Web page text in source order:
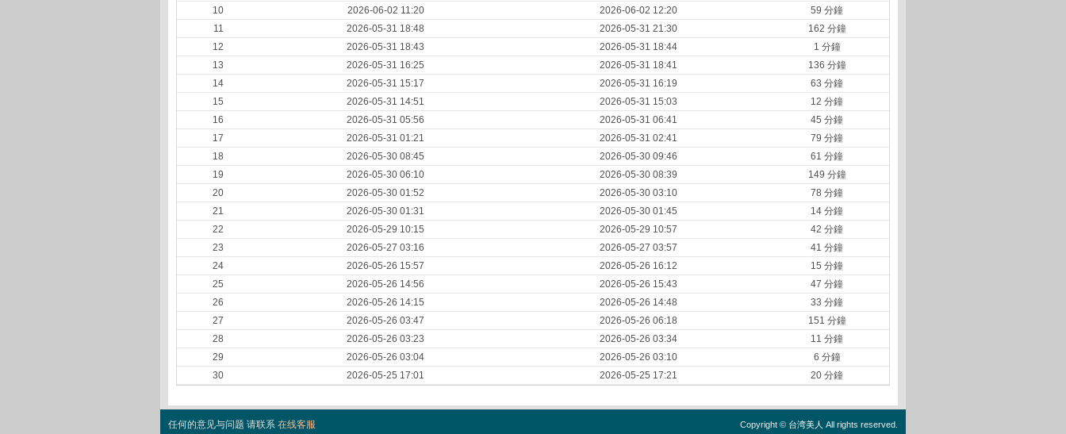
10
2026-06-02 11:20 2026-06-02 12:20
59 分鐘
11
2026-05-31 18:48 2026-05-31 21:30
162 分鐘
12
2026-05-31 18:43 2026-05-31 18:44
1 分鐘
13
2026-05-31 16:25 2026-05-31 18:41
136 分鐘
14
2026-05-31 15:17 2026-05-31 16:19
63 分鐘
15
2026-05-31 14:51 2026-05-31 15:03
12 分鐘
16
2026-05-31 05:56 2026-05-31 06:41
45 分鐘
17
2026-05-31 01:21 2026-05-31 02:41
79 分鐘
18
2026-05-30 08:45 2026-05-30 09:46
61 分鐘
19
2026-05-30 06:10 2026-05-30 08:39
149 分鐘
20
2026-05-30 01:52 2026-05-30 03:10
78 分鐘
21
2026-05-30 01:31 2026-05-30 01:45
14 分鐘
22
2026-05-29 10:15 2026-05-29 10:57
42 分鐘
23
2026-05-27 03:16 2026-05-27 03:57
41 分鐘
24
2026-05-26 15:57 2026-05-26 16:12
15 分鐘
25
2026-05-26 14:56 2026-05-26 15:43
47 分鐘
26
2026-05-26 14:15 2026-05-26 14:48
33 分鐘
27
2026-05-26 03:47 2026-05-26 06:18
151 分鐘
28
2026-05-26 03:23 2026-05-26 03:34
11 分鐘
29
2026-05-26 03:04 2026-05-26 03:10
6 分鐘
30
2026-05-25 17:01 2026-05-25 17:21 20 分鐘
任何的意见与问题 请联系 在线客服 Copyright © 台湾美人 All rights reserved.